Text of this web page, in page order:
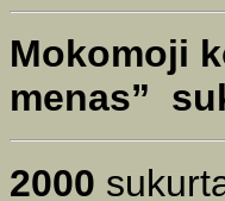
Mokomoji
menas”
2000